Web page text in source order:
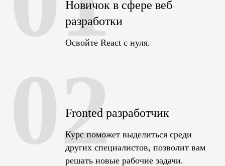
Новичок в сфере веб
разработки
Освойте React с нуля.
Fronted разработчик
Курс поможет выделиться среди
других специалистов, позволит вам
решать новые рабочие задачи.
02